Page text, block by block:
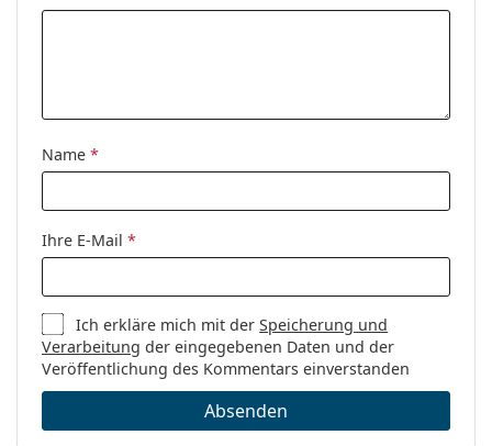
Name *
Ihre E-Mail *
Ich erkläre mich mit derSpeicherung und
Verarbeitung der eingegebenen Daten und der
Veröffentlichung des Kommentars einverstanden
Absenden